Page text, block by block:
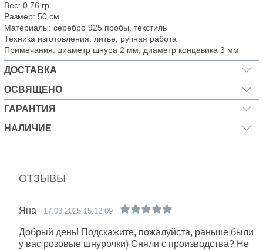
Вес: 0,76 гр.
Размер: 50 см
Материалы: серебро 925 пробы, текстиль
Техника изготовления: литье, ручная работа
Примечания: диаметр шнура 2 мм, диаметр концевика 3 мм
ДОСТАВКА
ОСВЯЩЕНО
ГАРАНТИЯ
НАЛИЧИЕ
ОТЗЫВЫ
Яна 17.03.2025 15:12:09
Добрый день! Подскажите, пожалуйста, раньше были
у вас розовые шнурочки) Сняли с производства? Не